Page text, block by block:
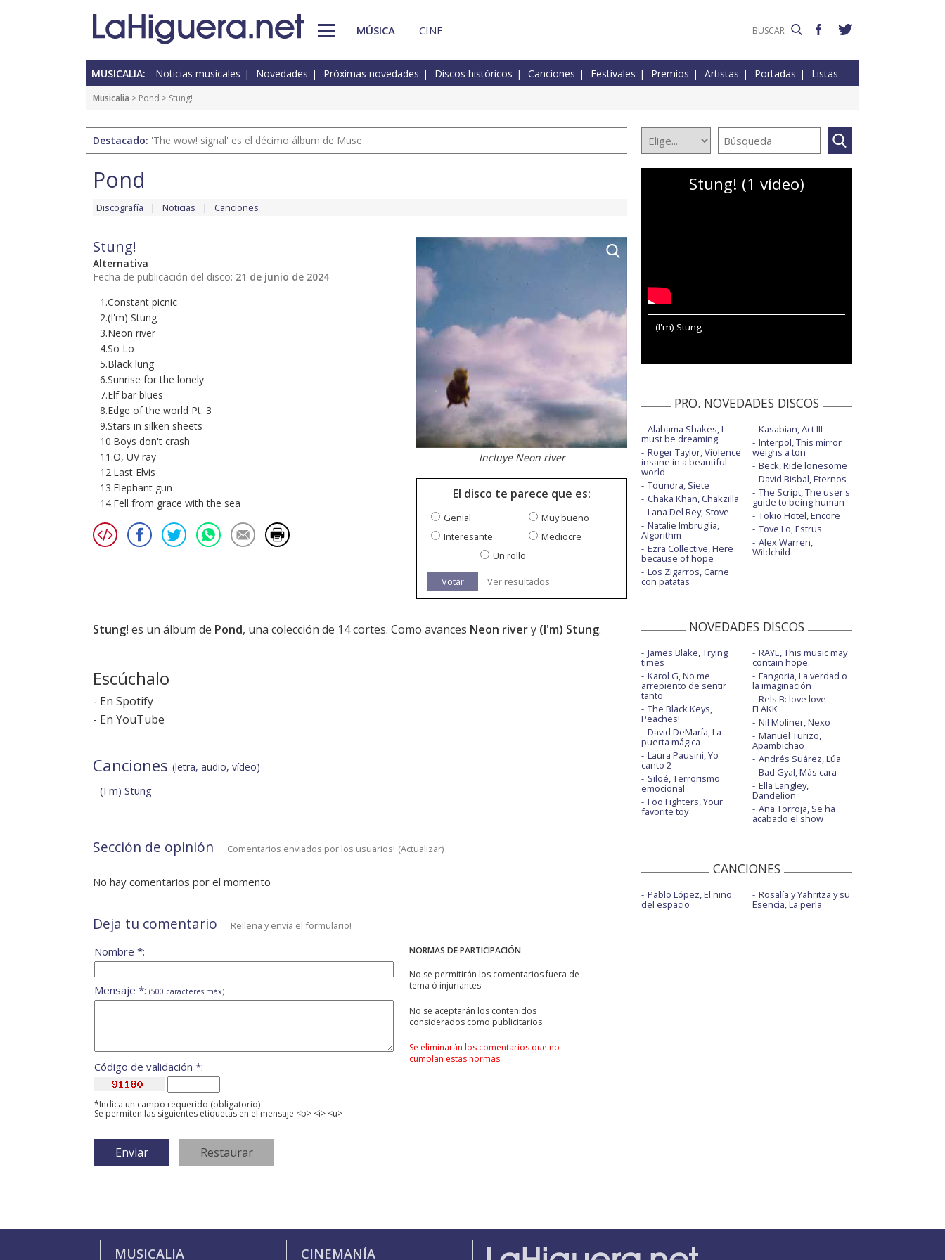
MÚSICA CINE
MUSICALIA: Noticias musicales Novedades Próximas novedades Discos históricos Canciones Festivales Premios Artistas Portadas Listas
Musicalia > Pond > Stung!
Destacado: 'The wow! signal' es el décimo álbum de Muse
Pond
Discografía Noticias Canciones
Stung!
Alternativa
Fecha de publicación del disco: 21 de junio de 2024
1.Constant picnic
2.(I'm) Stung
3.Neon river
4.So Lo
5.Black lung
6.Sunrise for the lonely
7.Elf bar blues
8.Edge of the world Pt. 3
9.Stars in silken sheets
10.Boys don't crash
11.O, UV ray
12.Last Elvis
13.Elephant gun
14.Fell from grace with the sea
Incluye Neon river
El disco te parece que es:
Genial
Muy bueno
Interesante
Mediocre
Un rollo
Votar Ver resultados
Stung! es un álbum de Pond, una colección de 14 cortes. Como avances Neon rivery (I'm) Stung.
Escúchalo
- En Spotify
- En YouTube
Canciones (letra, audio, vídeo)
(I'm) Stung
Sección de opinión Comentarios enviados por los usuarios! (Actualizar)
No hay comentarios por el momento
Deja tu comentario Rellena y envía el formulario!
NORMAS DE PARTICIPACIÓN
No se permitirán los comentarios fuera de
tema ó injuriantes
No se aceptarán los contenidos
considerados como publicitarios
Se eliminarán los comentarios que no
cumplan estas normas
Nombre *:
Mensaje *: (500 caracteres máx)
Código de validación *:
*Indica un campo requerido (obligatorio)
Se permiten las siguientes etiquetas en el mensaje <b> <i> <u>
Stung! (1 vídeo)
(I'm) Stung
PRO. NOVEDADES DISCOS
Alabama Shakes, I
must be dreaming
Roger Taylor, Violence
insane in a beautiful
world
Toundra, Siete
Chaka Khan, Chakzilla
Lana Del Rey, Stove
Natalie Imbruglia,
Algorithm
Ezra Collective, Here
because of hope
Los Zigarros, Carne
con patatas
Kasabian, Act III
Interpol, This mirror
weighs a ton
Beck, Ride lonesome
David Bisbal, Eternos
The Script, The user's
guide to being human
Tokio Hotel, Encore
Tove Lo, Estrus
Alex Warren,
Wildchild
NOVEDADES DISCOS
James Blake, Trying
times
Karol G, No me
arrepiento de sentir
tanto
The Black Keys,
Peaches!
David DeMaría, La
puerta mágica
Laura Pausini, Yo
canto 2
Siloé, Terrorismo
emocional
Foo Fighters, Your
favorite toy
RAYE, This music may
contain hope.
Fangoria, La verdad o
la imaginación
Rels B: love love
FLAKK
Nil Moliner, Nexo
Manuel Turizo,
Apambichao
Andrés Suárez, Lúa
Bad Gyal, Más cara
Ella Langley,
Dandelion
Ana Torroja, Se ha
acabado el show
CANCIONES
Pablo López, El niño
del espacio
Rosalía y Yahritza y su
Esencia, La perla
MUSICALIA CINEMANÍA